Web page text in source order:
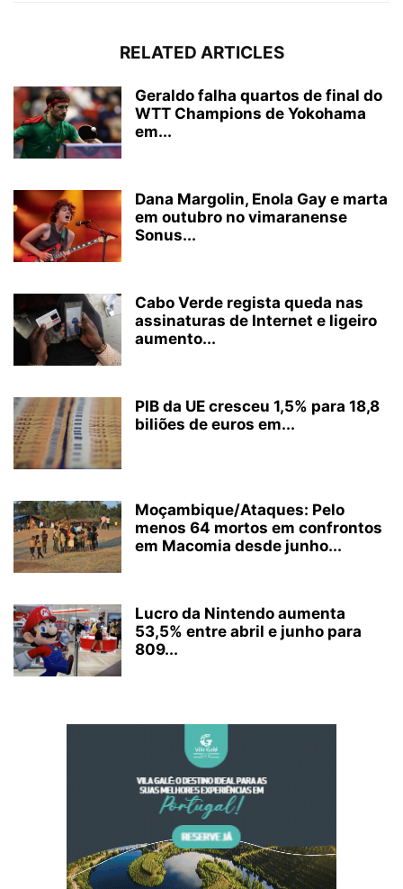
RELATED ARTICLES
Geraldo falha quartos de final do
WTT Champions de Yokohama
em...
Dana Margolin, Enola Gay e marta
em outubro no vimaranense
Sonus...
Cabo Verde regista queda nas
assinaturas de Internet e ligeiro
aumento...
PIB da UE cresceu 1,5% para 18,8
biliões de euros em...
Moçambique/Ataques: Pelo
menos 64 mortos em confrontos
em Macomia desde junho...
Lucro da Nintendo aumenta
53,5% entre abril e junho para
809...